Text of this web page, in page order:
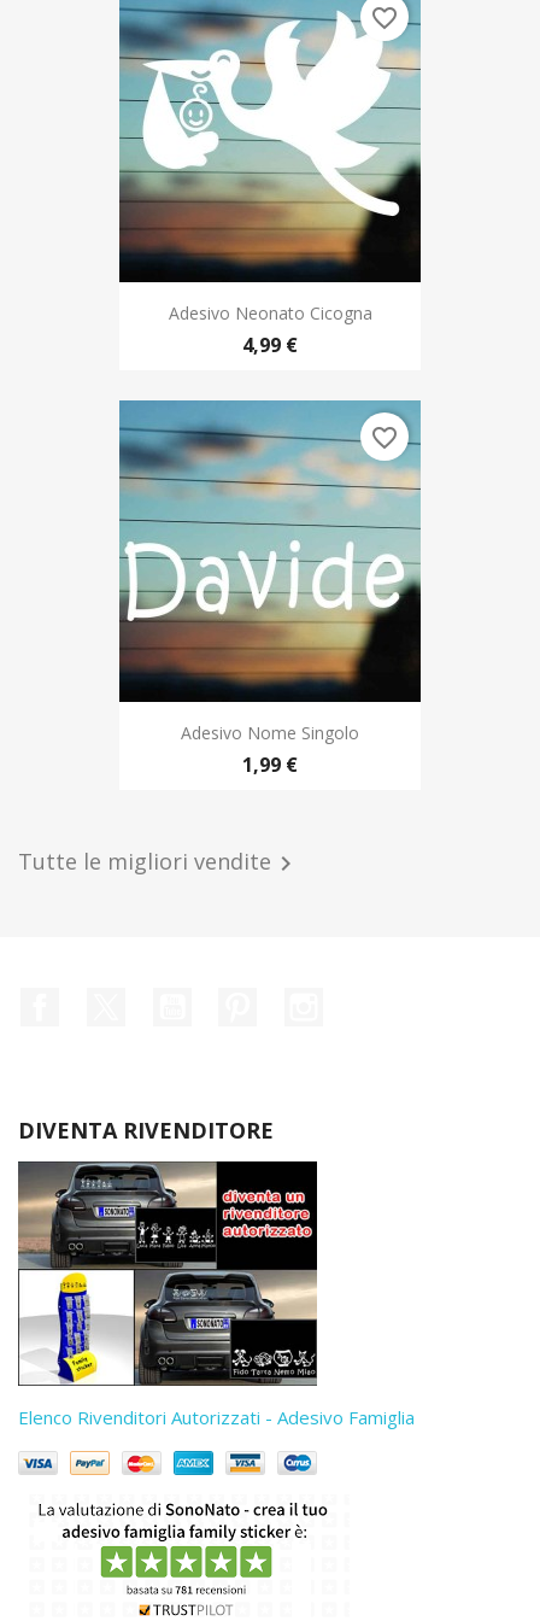
Adesivo Neonato Cicogna
4,99 €
favorite_border
Adesivo Nome Singolo
1,99 €
favorite_border
Tutte le migliori vendite 
DIVENTA RIVENDITORE
Elenco Rivenditori Autorizzati - Adesivo Famiglia